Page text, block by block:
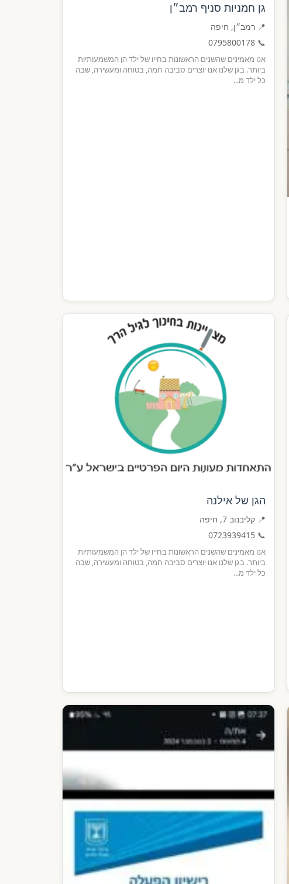
גן חמניות סניף רמב״ן
📍 רמב״ן, חיפה
📞
0795800178
אנו מאמינים שהשנים הראשונות בחייו של ילד הן המשמעותיות
ביותר. בגן שלנו אנו יוצרים סביבה חמה, בטוחה ומעשירה, שבה
כל ילד מ...
הגן של אילנה
📍 קליבנוב 7, חיפה
📞
0723939415
אנו מאמינים שהשנים הראשונות בחייו של ילד הן המשמעותיות
ביותר. בגן שלנו אנו יוצרים סביבה חמה, בטוחה ומעשירה, שבה
כל ילד מ...